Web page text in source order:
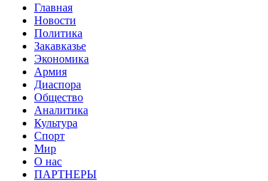
Главная
Новости
Политика
Закавказье
Экономика
Армия
Диаспора
Общество
Аналитика
Культура
Спорт
Мир
О нас
ПАРТНЕРЫ